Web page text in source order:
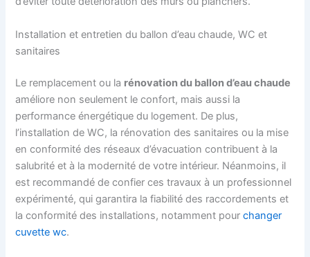
Installation et entretien du ballon d’eau chaude, WC et
sanitaires
Le remplacement ou la rénovation du ballon d’eau chaude
améliore non seulement le confort, mais aussi la
performance énergétique du logement. De plus,
l’installation de WC, la rénovation des sanitaires ou la mise
en conformité des réseaux d’évacuation contribuent à la
salubrité et à la modernité de votre intérieur. Néanmoins, il
est recommandé de confier ces travaux à un professionnel
expérimenté, qui garantira la fiabilité des raccordements et
la conformité des installations, notamment pourchanger
cuvette wc.